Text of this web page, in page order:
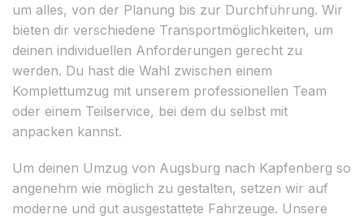
um alles, von der Planung bis zur Durchführung. Wir
bieten dir verschiedene Transportmöglichkeiten, um
deinen individuellen Anforderungen gerecht zu
werden. Du hast die Wahl zwischen einem
Komplettumzug mit unserem professionellen Team
oder einem Teilservice, bei dem du selbst mit
anpacken kannst.
Um deinen Umzug von Augsburg nach Kapfenberg so
angenehm wie möglich zu gestalten, setzen wir auf
moderne und gut ausgestattete Fahrzeuge. Unsere